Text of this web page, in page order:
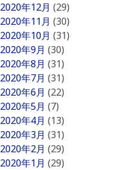
2020年12月 (29)
2020年11月 (30)
2020年10月 (31)
2020年9月 (30)
2020年8月 (31)
2020年7月 (31)
2020年6月 (22)
2020年5月 (7)
2020年4月 (13)
2020年3月 (31)
2020年2月 (29)
2020年1月 (29)